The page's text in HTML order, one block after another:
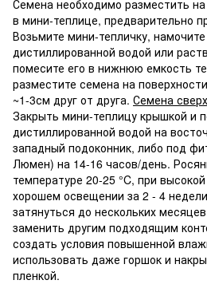
Семена необходимо разместить
в мини-теплице, предварительно
Возьмите мини-тепличку,
дистиллированной водой или
помесите его в нижнюю емкость
разместите семена на
~1-3см друг от друга. Семена
Закрыть мини-теплицу крышкой и
дистиллированной водой на
западный подоконник, либо под
Люмен) на 14-16 часов/день.
температуре 20-25 °C, при
хорошем освещении за 2 - 4
затянуться до нескольких
заменить другим подходящим
создать условия повышенной
использовать даже горшок и
пленкой.